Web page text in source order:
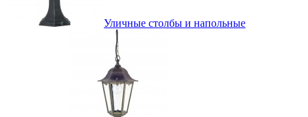
Уличные столбы и напольные